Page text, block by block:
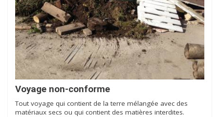
Voyage non-conforme
Tout voyage qui contient de la terre mélangée avec des
matériaux secs ou qui contient des matières interdites.